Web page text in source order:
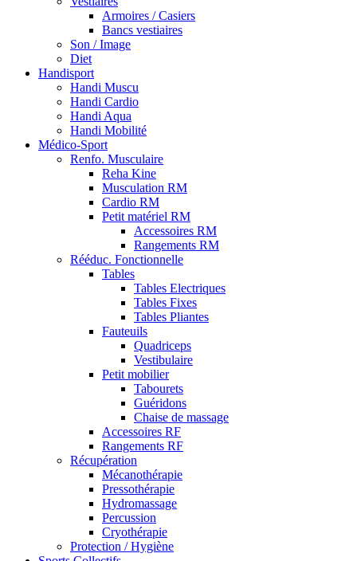
Armoires / Casiers
Bancs vestiaires
Son / Image
Diet
Handisport
Handi Muscu
Handi Cardio
Handi Aqua
Handi Mobilité
Médico-Sport
Renfo. Musculaire
Reha Kine
Musculation RM
Cardio RM
Petit matériel RM
Accessoires RM
Rangements RM
Rééduc. Fonctionnelle
Tables
Tables Electriques
Tables Fixes
Tables Pliantes
Fauteuils
Quadriceps
Vestibulaire
Petit mobilier
Tabourets
Guéridons
Chaise de massage
Accessoires RF
Rangements RF
Récupération
Mécanothérapie
Pressothérapie
Hydromassage
Percussion
Cryothérapie
Protection / Hygiène